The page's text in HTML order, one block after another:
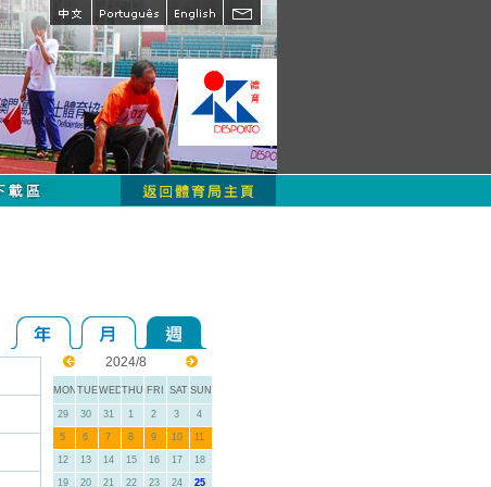
2024/8
MON TUEWEDTHU FRI SAT SUN
29 30 31 1 2 3 4
5 6 7 8 9 10 11
12 13 14 15 16 17 18
19 20 21 22 23 24 25